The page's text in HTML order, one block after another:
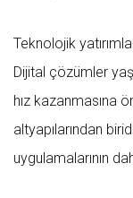
Teknolojik
Dijital çözümler
hız kazanmasına
altyapılarından
uygulamalarının